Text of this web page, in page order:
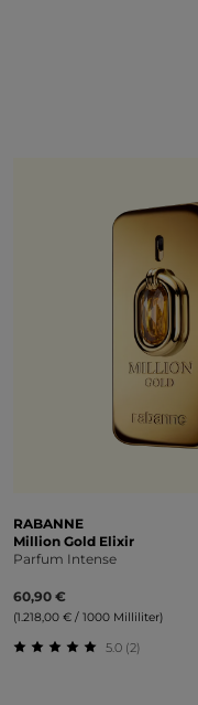
RABANNE
Million Gold Elixir
Parfum Intense
60,90 €
(1.218,00 € / 1000 Milliliter)
Durchschnittliche
5.0 (2)